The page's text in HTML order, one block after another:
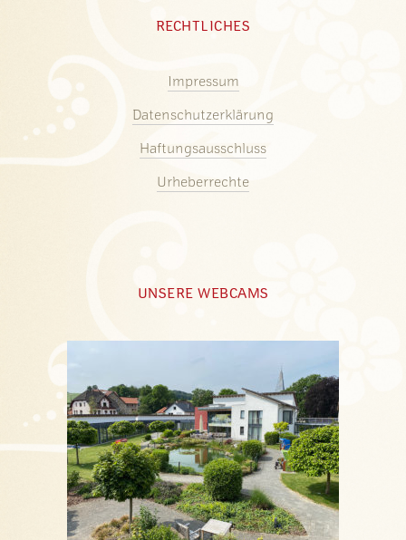
RECHTLICHES
Impressum
Datenschutzerklärung
Haftungsausschluss
Urheberrechte
UNSERE WEBCAMS